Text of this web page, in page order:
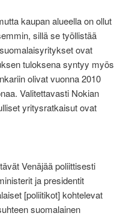
kaupan alueella on ollut
sillä se työllistää
ovat
tuloksena syntyy myös
olivat vuonna 2010
Valitettavasti Nokian
yritysratkaisut ovat
Venäjää poliittisesti
ja presidentit
[poliitikot] kohtelevat
suomalainen